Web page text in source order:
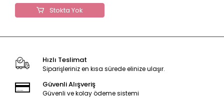
Stokta Yok
Hızlı Teslimat
Siparişleriniz en kısa sürede elinize ulaşır.
Güvenli Alışveriş
Güvenli ve kolay ödeme sistemi